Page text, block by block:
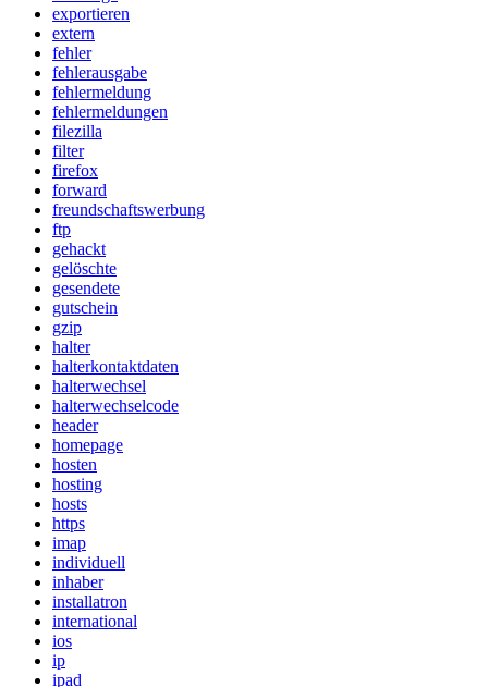
exportieren
extern
fehler
fehlerausgabe
fehlermeldung
fehlermeldungen
filezilla
filter
firefox
forward
freundschaftswerbung
ftp
gehackt
gelöschte
gesendete
gutschein
gzip
halter
halterkontaktdaten
halterwechsel
halterwechselcode
header
homepage
hosten
hosting
hosts
https
imap
individuell
inhaber
installatron
international
ios
ip
ipad